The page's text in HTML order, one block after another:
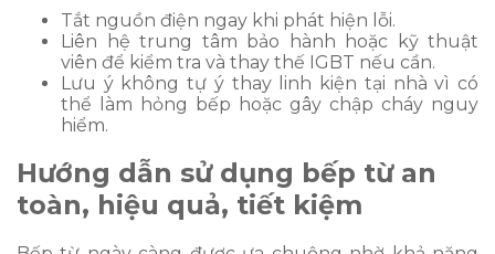
Tắt nguồn điện ngay khi phát hiện lỗi.
Liên hệ trung tâm bảo hành hoặc kỹ thuật
viên để kiểm tra và thay thế IGBT nếu cần.
Lưu ý không tự ý thay linh kiện tại nhà vì có
thể làm hỏng bếp hoặc gây chập cháy nguy
hiểm.
Hướng dẫn sử dụng bếp từ an
toàn, hiệu quả, tiết kiệm